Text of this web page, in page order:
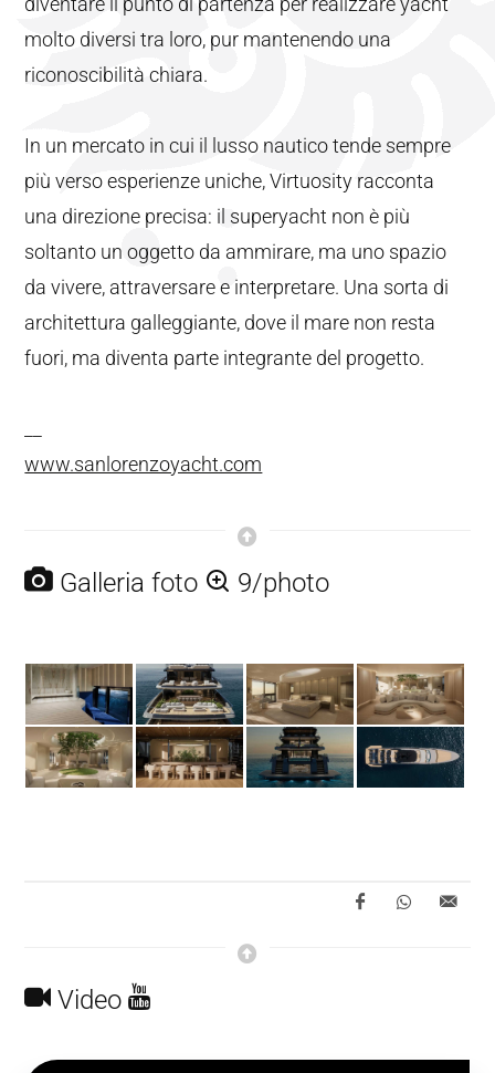
molto diversi tra loro, pur mantenendo una
riconoscibilità chiara.
In un mercato in cui il lusso nautico tende sempre
più verso esperienze uniche, Virtuosity racconta
una direzione precisa: il superyacht non è più
soltanto un oggetto da ammirare, ma uno spazio
da vivere, attraversare e interpretare. Una sorta di
architettura galleggiante, dove il mare non resta
fuori, ma diventa parte integrante del progetto.
www.sanlorenzoyacht.com
Galleria foto 9/photo
Video